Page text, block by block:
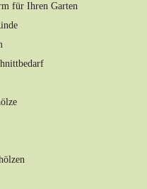
für Ihren Garten